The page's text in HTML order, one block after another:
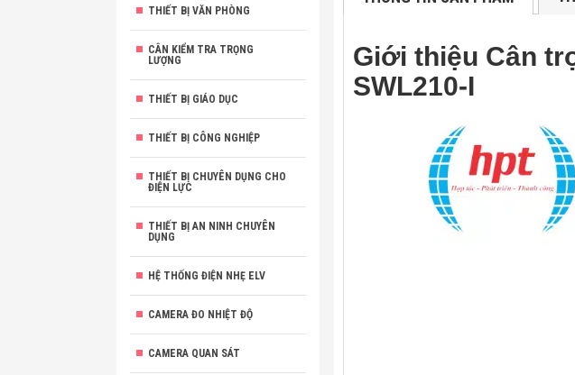
THIẾT BỊ VĂN PHÒNG
CÂN KIỂM TRA TRỌNG
LƯỢNG
THIẾT BỊ GIÁO DỤC
THIẾT BỊ CÔNG NGHIỆP
THIẾT BỊ CHUYÊN DỤNG CHO
ĐIỆN LỰC
THIẾT BỊ AN NINH CHUYÊN
DỤNG
HỆ THỐNG ĐIỆN NHẸ ELV
CAMERA ĐO NHIỆT ĐỘ
CAMERA QUAN SÁT
Giới thiệu Cân
SWL210-I